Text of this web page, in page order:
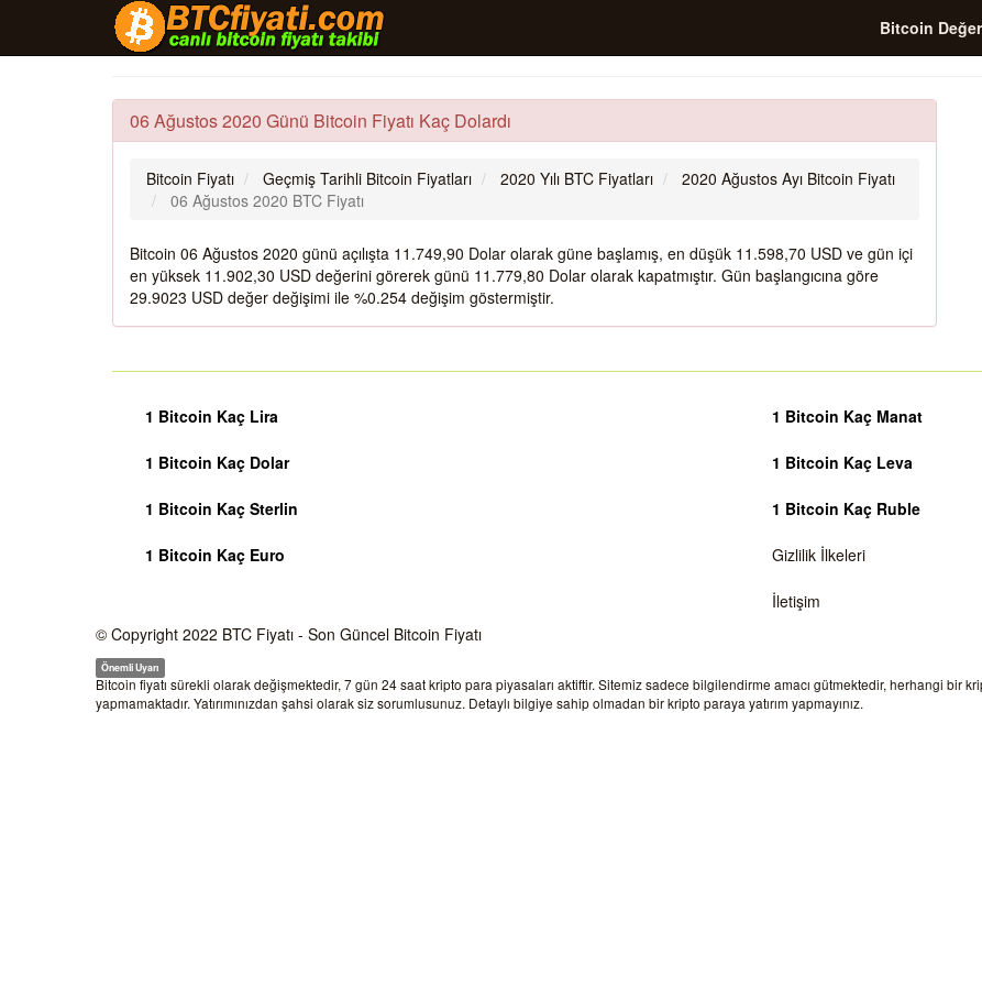
Bitcoin
06 Ağustos 2020 Günü Bitcoin Fiyatı Kaç Dolardı
Bitcoin Fiyatı Geçmiş Tarihli Bitcoin Fiyatları 2020 Yılı BTC Fiyatları
2020 Ağustos Ayı Bitcoin Fiyatı
06 Ağustos 2020 BTC Fiyatı
Bitcoin 06 Ağustos 2020 günü açılışta 11.749,90 Dolar olarak güne başlamış, en düşük 11.598,70 USD ve gün içi
en yüksek 11.902,30 USD değerini görerek günü 11.779,80 Dolar olarak kapatmıştır. Gün başlangıcına göre
29.9023 USD değer değişimi ile %0.254 değişim göstermiştir.
1 Bitcoin Kaç Lira
1 Bitcoin Kaç Dolar
1 Bitcoin Kaç Sterlin
1 Bitcoin Kaç Euro
1 Bitcoin Kaç Manat
1 Bitcoin Kaç Leva
1 Bitcoin Kaç Ruble
Gizlilik İlkeleri
İletişim
© Copyright 2022 BTC Fiyatı - Son Güncel Bitcoin Fiyatı
Önemli Uyarı
Bitcoin fiyatı sürekli olarak değişmektedir, 7 gün 24 saat kripto para piyasaları aktiftir. Sitemiz sadece bilgilendirme amacı gütmektedir, herhangi bir
yapmamaktadır. Yatırımınızdan şahsi olarak siz sorumlusunuz. Detaylı bilgiye sahip olmadan bir kripto paraya yatırım yapmayınız.